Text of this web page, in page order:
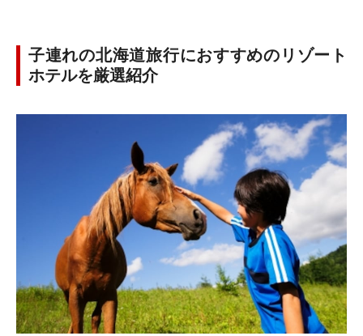
子連れの北海道旅行におすすめのリゾート
ホテルを厳選紹介